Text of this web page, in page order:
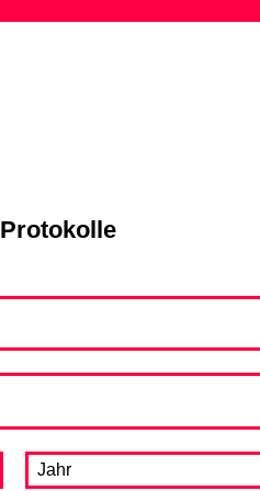
Protokolle
Jahr